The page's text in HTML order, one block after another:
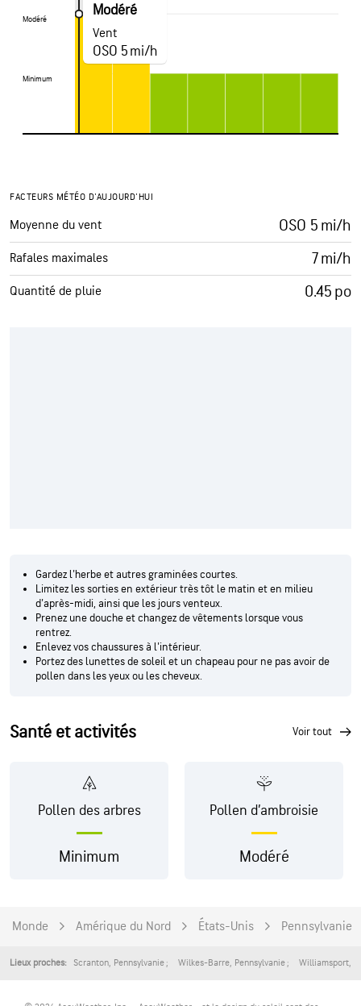
Modéré
Minimum
Modéré
Minimum
Modéré
Vent
OSO 5 mi/h
FACTEURS MÉTÉO D'AUJOURD'HUI
Moyenne du vent OSO 5 mi/h
Rafales maximales 7 mi/h
Quantité de pluie 0.45 po
Gardez l'herbe et autres graminées courtes.
Limitez les sorties en extérieur très tôt le matin et en milieu
d'après-midi, ainsi que les jours venteux.
Prenez une douche et changez de vêtements lorsque vous
rentrez.
Enlevez vos chaussures à l'intérieur.
Portez des lunettes de soleil et un chapeau pour ne pas avoir de
pollen dans les yeux ou les cheveux.
Santé et activités voir tout
Pollen des arbres
Minimum
Pollen d’ambroisie
Modéré
Monde Amérique du Nord États-Unis Pennsylvanie
Lieux proches: Scranton, Pennsylvanie Wilkes-Barre, Pennsylvanie Williamsport,